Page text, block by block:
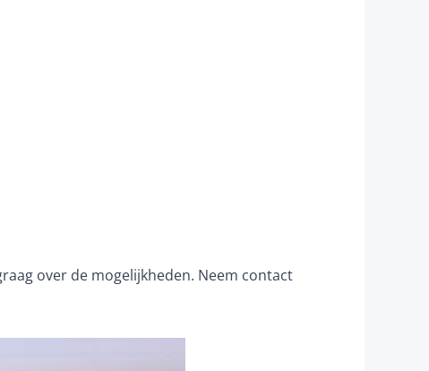
over de mogelijkheden. Neem contact